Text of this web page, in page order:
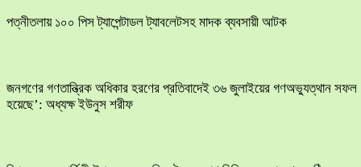
পত্নীতলায় ১০০ পিস ট্যাপেন্টাডল ট্যাবলেটসহ মাদক ব্যবসায়ী আটক
জনগণের গণতান্ত্রিক অধিকার হরণের প্রতিবাদেই ৩৬ জুলাইয়ের গণঅভ্যুত্থান সফল
হয়েছে’: অধ্যক্ষ ইউনুস শরীফ